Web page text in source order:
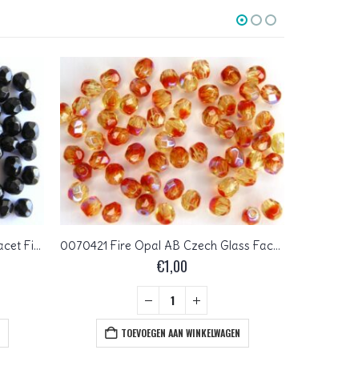
FP1-04-23980 Jet Czech Glass Facet Firepolish 4mm 50 stuks 0070421 Fire Opal AB Czech Glass Facet Firepolish 4mm 40 stuks
€1,00
TOEVOEGEN AAN WINKELWAGEN